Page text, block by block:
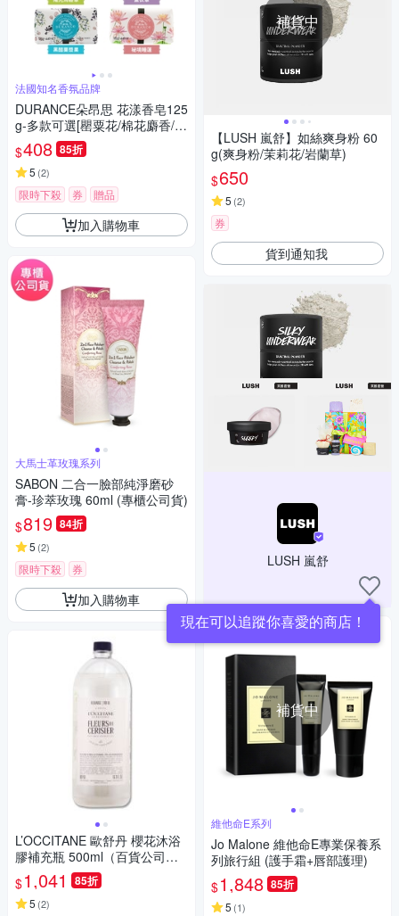
法國知名香氛品牌
DURANCE朵昂思 花漾香皂125
g-多款可選[罌粟花/棉花麝香/玫
瑰花/美麗夜晚/薰衣草/馬鞭草/
黑醋栗/無花果/睡蓮/橙花/山茶
花/梔子花/東方經典]
$408 85折
5 (2)
限時下殺 券 贈品
加入購物車
大馬士革玫瑰系列
SABON 二合一臉部純淨磨砂
膏-珍萃玫瑰 60ml (專櫃公司貨)
$819 84折
5 (2)
限時下殺 券
加入購物車
L’OCCITANE 歐舒丹 櫻花沐浴
膠補充瓶 500ml（百貨公司
貨）
$1,041 85折
5 (2)
補貨中
【LUSH 嵐舒】如絲爽身粉 60
g(爽身粉/茉莉花/岩蘭草)
$650
5 (2)
券
貨到通知我
LUSH 嵐舒
現在可以追蹤你喜愛的商店！
補貨中
維他命E系列
Jo Malone 維他命E專業保養系
列旅行組 (護手霜+唇部護理)
$1,848 85折
5 (1)